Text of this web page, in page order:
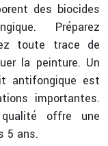
des biocides
Préparez
toute trace de
la peinture. Un
antifongique est
importantes.
offre une
5 ans.